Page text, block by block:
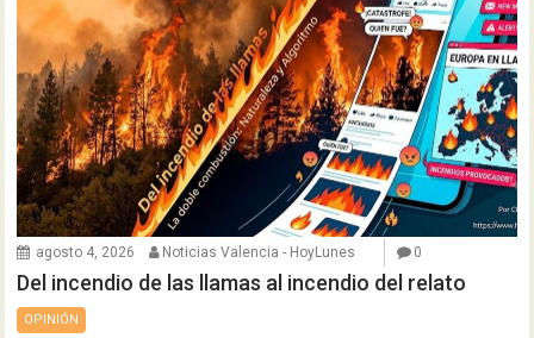
agosto 4, 2026 Noticias Valencia - HoyLunes 0
Del incendio de las llamas al incendio del relato
OPINIÓN